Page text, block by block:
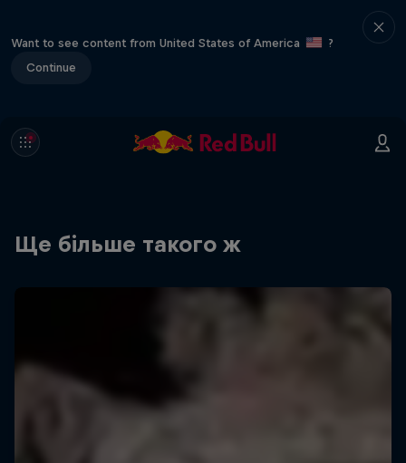
Want to see content from United States of America
?
Continue
Ще більше такого ж